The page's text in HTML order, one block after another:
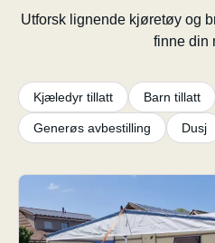
Utforsk lignende kjøretøy og
finne din
Kjæledyr tillatt Barn tillatt
Generøs avbestilling Dusj